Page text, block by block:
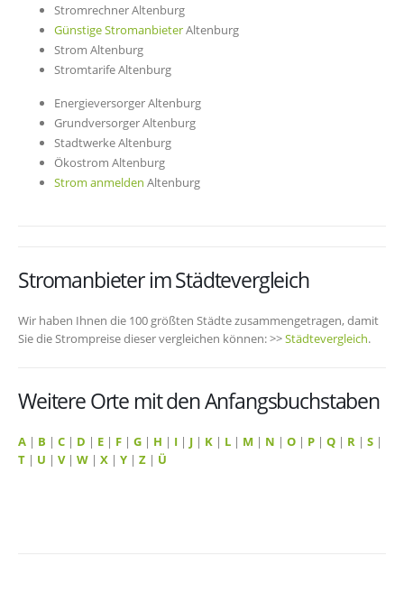
Stromrechner Altenburg
Günstige StromanbieterAltenburg
Strom Altenburg
Stromtarife Altenburg
Energieversorger Altenburg
Grundversorger Altenburg
Stadtwerke Altenburg
Ökostrom Altenburg
Strom anmelden Altenburg
Stromanbieter im Städtevergleich
Wir haben Ihnen die 100 größten Städte zusammengetragen, damit
Sie die Strompreise dieser vergleichen können: >>Städtevergleich.
Weitere Orte mit den Anfangsbuchstaben
A | B | C | D | E | F | G | H | I | J | K | L | M | N | O | P | Q | R | S |
T | U | V| W | X | Y | Z | Ü